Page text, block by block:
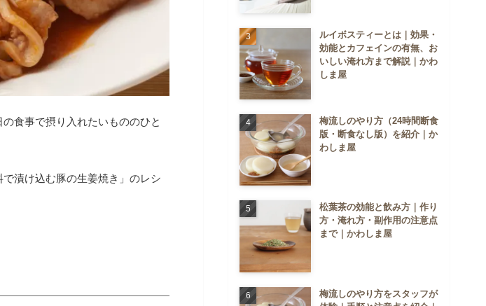
食事で摂り入れたいもののひと
漬け込む豚の生姜焼き」のレシ
ルイボスティーとは｜効果・
効能とカフェインの有無、お
いしい淹れ方まで解説｜かわ
しま屋
梅流しのやり方（24時間断食
版・断食なし版）を紹介｜か
わしま屋
松葉茶の効能と飲み方｜作り
方・淹れ方・副作用の注意点
まで｜かわしま屋
梅流しのやり方をスタッフが